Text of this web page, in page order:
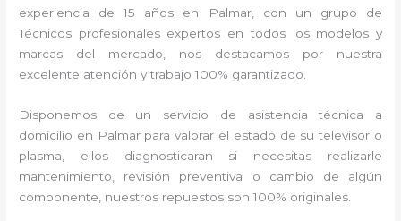
experiencia de 15 años en Palmar, con un grupo de
Técnicos profesionales expertos en todos los modelos y
marcas del mercado, nos destacamos por nuestra
excelente atención y trabajo 100% garantizado.
Disponemos de un servicio de asistencia técnica a
domicilio en Palmar para valorar el estado de su televisor o
plasma, ellos diagnosticaran si necesitas realizarle
mantenimiento, revisión preventiva o cambio de algún
componente, nuestros repuestos son 100% originales.